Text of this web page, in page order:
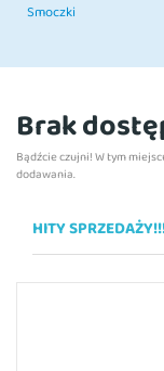
Smoczki
Brak
Bądźcie czujni! W tym
dodawania.
HITY